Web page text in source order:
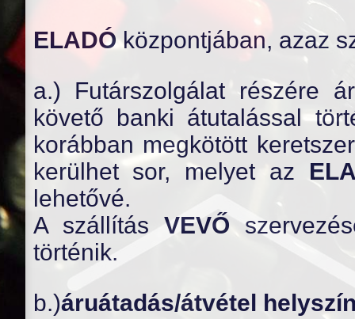
ELADÓközpontjában, azaz
a.) Futárszolgálat részére
követő banki átutalással
korábban megkötött
kerülhet sor, melyet az
lehetővé.
A szállítás VEVŐ
történik.
b.)áruátadás/átvétel